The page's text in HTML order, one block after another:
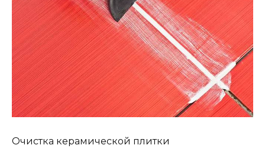
Очистка керамической плитки